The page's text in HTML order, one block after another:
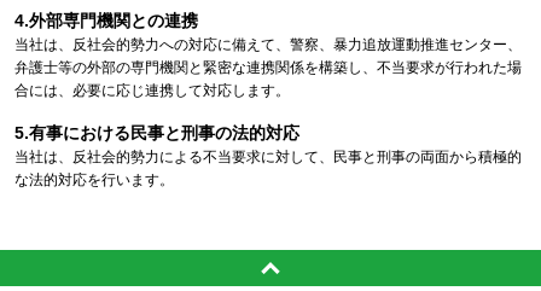
外部専門機関との連携
当社は、反社会的勢力への対応に備えて、警察、暴力追放運動推進センター、
弁護士等の外部の専門機関と緊密な連携関係を構築し、不当要求が行われた場
合には、必要に応じ連携して対応します。
有事における民事と刑事の法的対応
当社は、反社会的勢力による不当要求に対して、民事と刑事の両面から積極的
な法的対応を行います。